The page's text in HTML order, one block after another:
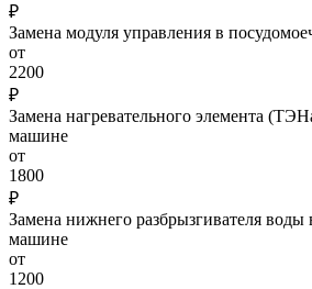
₽
Замена модуля управления в
от
2200
₽
Замена нагревательного элемента
машине
от
1800
₽
Замена нижнего разбрызгивателя воды
машине
от
1200